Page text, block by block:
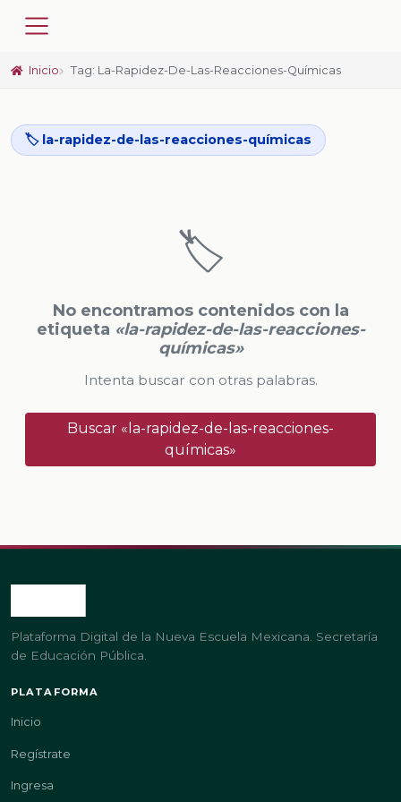
Inicio Tag: La-Rapidez-De-Las-Reacciones-Químicas
🏷️ la-rapidez-de-las-reacciones-químicas
🏷️
No encontramos contenidos con la
etiqueta «la-rapidez-de-las-reacciones-
químicas»
Intenta buscar con otras palabras.
Buscar «la-rapidez-de-las-reacciones-
químicas»
Plataforma Digital de la Nueva Escuela Mexicana. Secretaría
de Educación Pública.
PLATAFORMA
Inicio
Regístrate
Ingresa